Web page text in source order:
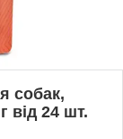
собак,
від 24 шт.